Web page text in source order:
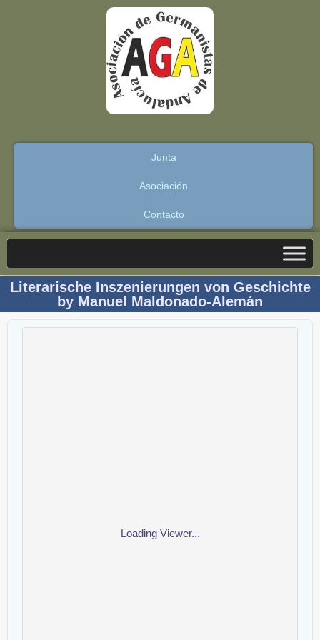
Junta
Asociación
Contacto
Literarische Inszenierungen von Geschichte
by Manuel Maldonado-Alemán
Loading Viewer...